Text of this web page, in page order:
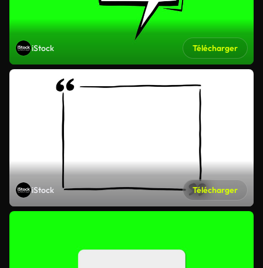
iStock Télécharger
iStock Télécharger